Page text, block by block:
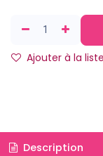
Ajouter à la
Description